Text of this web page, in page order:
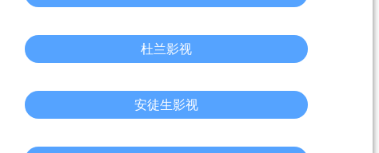
杜兰影视
安徒生影视